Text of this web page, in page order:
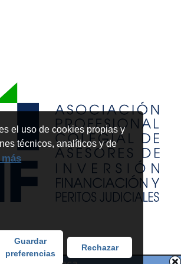
el uso de cookies propias y
técnicos, analíticos y de
Guardar
preferencias
Rechazar